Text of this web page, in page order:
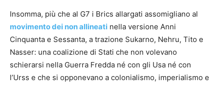
Insomma, più che al G7 i Brics allargati assomigliano al
movimento dei non allineati nella versione Anni
Cinquanta e Sessanta, a trazione Sukarno, Nehru, Tito e
Nasser: una coalizione di Stati che non volevano
schierarsi nella Guerra Fredda né con gli Usa né con
l’Urss e che si opponevano a colonialismo, imperialismo e